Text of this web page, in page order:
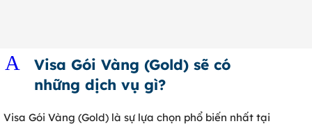
A
Visa Gói Vàng (Gold) sẽ có
những dịch vụ gì?
Visa Gói Vàng (Gold) là sự lựa chọn phổ biến nhất tại